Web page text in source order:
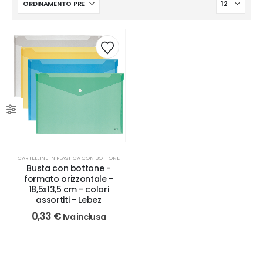
CARTELLINE IN PLASTICA CON BOTTONE
Busta con bottone -
formato orizzontale -
18,5x13,5 cm - colori
assortiti - Lebez
0,33 € Iva inclusa